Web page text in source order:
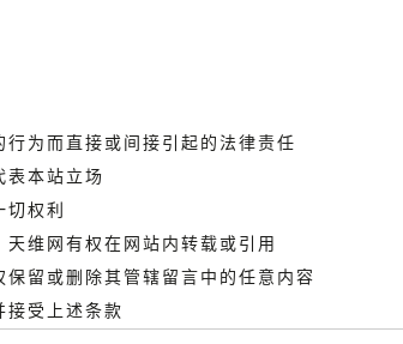
为而直接或间接引起的法律责任
表本站立场
权利
维网有权在网站内转载或引用
留或删除其管辖留言中的任意内容
接受上述条款